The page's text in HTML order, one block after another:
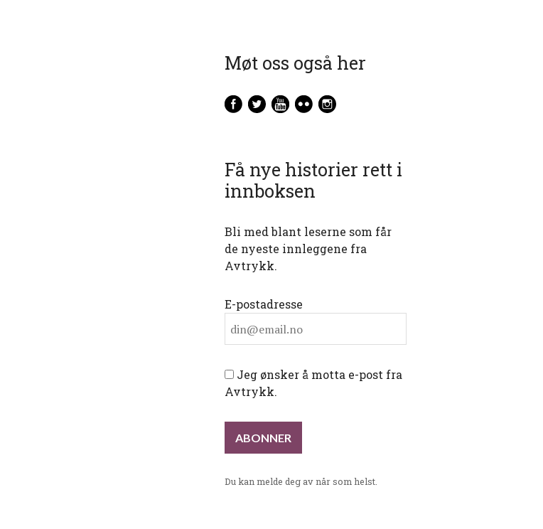
Møt oss også her
Få nye historier rett i
innboksen
Bli med blant leserne som får
de nyeste innleggene fra
Avtrykk.
E-postadresse
Jeg ønsker å motta e-post fra
Avtrykk.
Du kan melde deg av når som helst.